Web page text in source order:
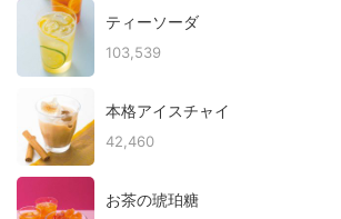
ティーソーダ
103,539
本格アイスチャイ
42,460
お茶の琥珀糖